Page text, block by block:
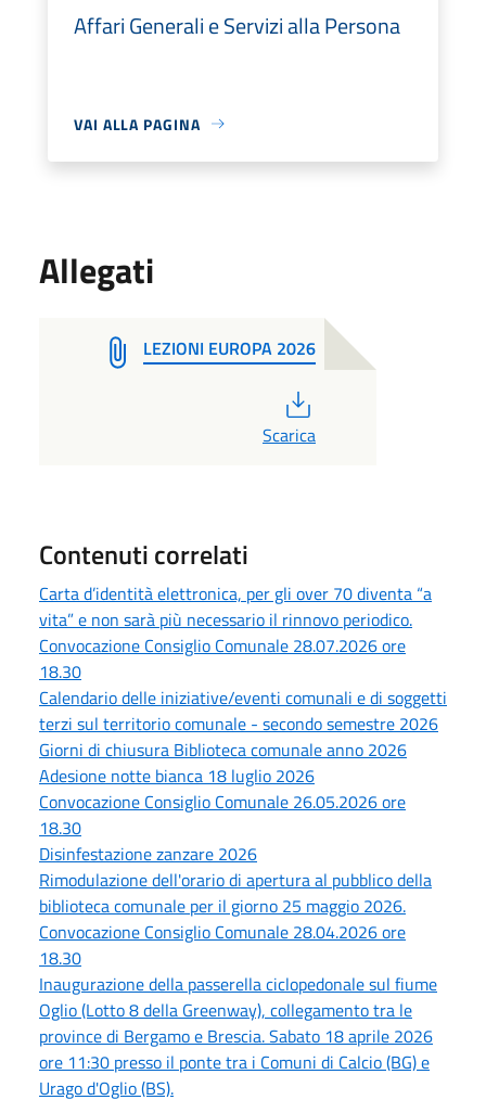
Affari Generali e Servizi alla Persona
VAI ALLA PAGINA
Allegati
LEZIONI EUROPA 2026
Scarica
Contenuti correlati
Carta d’identità elettronica, per gli over 70 diventa “a
vita” e non sarà più necessario il rinnovo periodico.
Convocazione Consiglio Comunale 28.07.2026 ore
18.30
Calendario delle iniziative/eventi comunali e di soggetti
terzi sul territorio comunale - secondo semestre 2026
Giorni di chiusura Biblioteca comunale anno 2026
Adesione notte bianca 18 luglio 2026
Convocazione Consiglio Comunale 26.05.2026 ore
18.30
Disinfestazione zanzare 2026
Rimodulazione dell'orario di apertura al pubblico della
biblioteca comunale per il giorno 25 maggio 2026.
Convocazione Consiglio Comunale 28.04.2026 ore
18.30
Inaugurazione della passerella ciclopedonale sul fiume
Oglio (Lotto 8 della Greenway), collegamento tra le
province di Bergamo e Brescia. Sabato 18 aprile 2026
ore 11:30 presso il ponte tra i Comuni di Calcio (BG) e
Urago d'Oglio (BS).